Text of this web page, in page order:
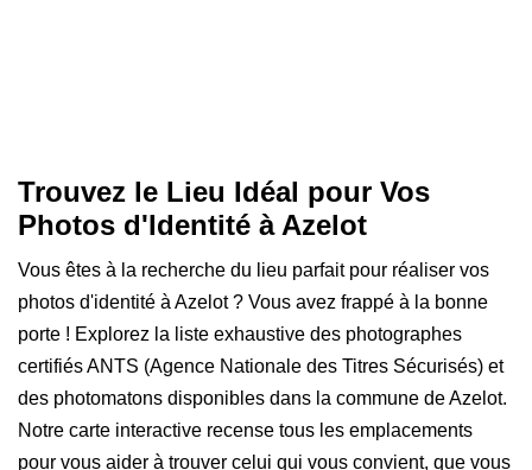
Trouvez le Lieu Idéal pour Vos
Photos d'Identité à Azelot
Vous êtes à la recherche du lieu parfait pour réaliser vos
photos d'identité à Azelot ? Vous avez frappé à la bonne
porte ! Explorez la liste exhaustive des photographes
certifiés ANTS (Agence Nationale des Titres Sécurisés) et
des photomatons disponibles dans la commune de Azelot.
Notre carte interactive recense tous les emplacements
pour vous aider à trouver celui qui vous convient, que vous